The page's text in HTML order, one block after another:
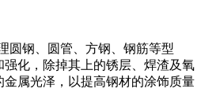
圆钢、圆管、方钢、钢筋等型
化，除掉其上的锈层、焊渣及氧
属光泽，以提高钢材的涂饰质量